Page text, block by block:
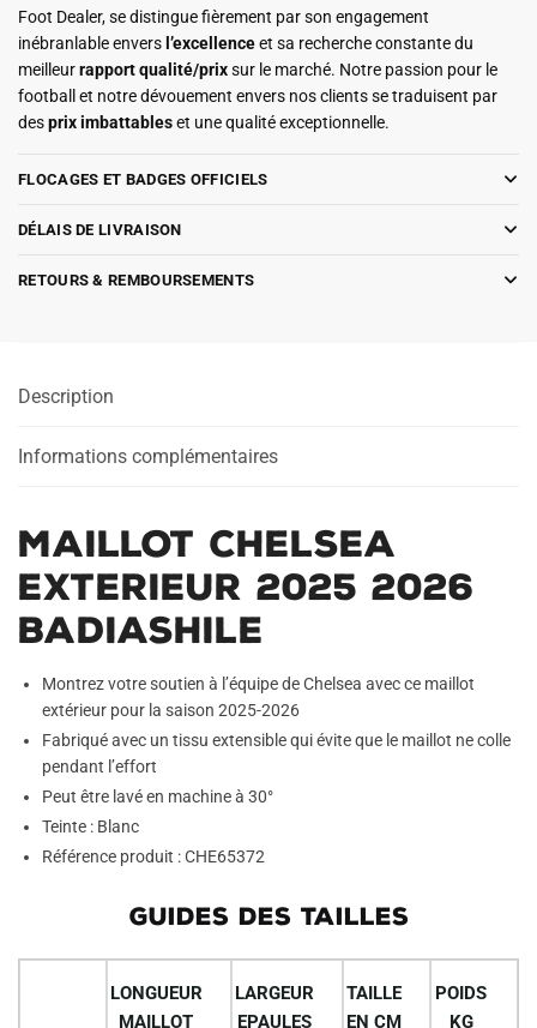
Foot Dealer, se distingue fièrement par son engagement
inébranlable envers l’excellenceet sa recherche constante du
meilleurrapport qualité/prixsur le marché. Notre passion pour le
football et notre dévouement envers nos clients se traduisent par
desprix imbattableset une qualité exceptionnelle.
FLOCAGES ET BADGES OFFICIELS
DÉLAIS DE LIVRAISON
RETOURS & REMBOURSEMENTS
Description
Informations complémentaires
Maillot Chelsea
Exterieur 2025 2026
Badiashile
Montrez votre soutien à l’équipe de Chelsea avec ce maillot
extérieur pour la saison 2025-2026
Fabriqué avec un tissu extensible qui évite que le maillot ne colle
pendant l’effort
Peut être lavé en machine à 30°
Teinte : Blanc
Référence produit : CHE65372
GUIDES DES TAILLES
LONGUEUR
MAILLOT
LARGEUR
EPAULES
TAILLE
EN CM
POIDS
KG